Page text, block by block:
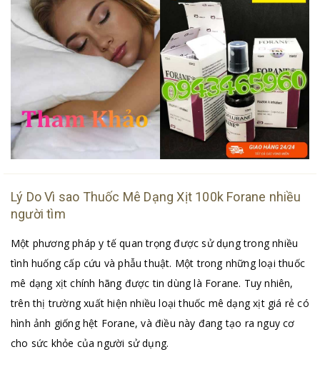
Lý Do Vì sao Thuốc Mê Dạng Xịt 100k Forane nhiều
người tìm
Một phương pháp y tế quan trọng được sử dụng trong nhiều
tình huống cấp cứu và phẫu thuật. Một trong những loại thuốc
mê dạng xịt chính hãng được tin dùng là Forane. Tuy nhiên,
trên thị trường xuất hiện nhiều loại thuốc mê dạng xịt giá rẻ có
hình ảnh giống hệt Forane, và điều này đang tạo ra nguy cơ
cho sức khỏe của người sử dụng.